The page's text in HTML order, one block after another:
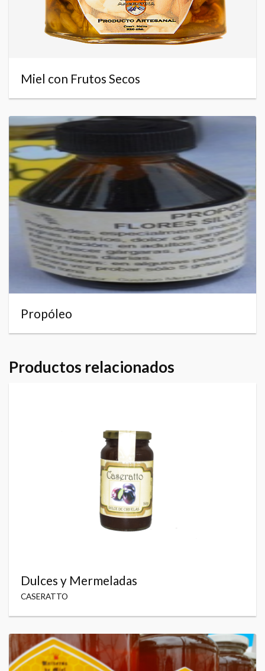
Miel con Frutos Secos
Propóleo
Productos relacionados
Dulces y Mermeladas
CASERATTO